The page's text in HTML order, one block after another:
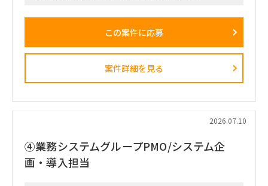
ィ上の問題や設定不備を検出できるAIエージェントの開発を想
LLMのみで判断するのではなく、ルールベースロジックやパタ
る確認を適切に挟むハイブリッド型の仕組みを構築していただ
きます。
■主な業務内容
・ファイアウォール設定ファイルの解析・レビュー
・ネットワーク構成、ポリシー、ACL、セグメンテーションの
・LLMとルールベースロジックを組み合わせた判定ロジックの
設計
・複数ネットワーク機器を横断した構成比較・不整合検知
この案件に応募
案件詳細を見る
2026.07.10
④業務システムグループPMO/システム企
画・導入担当